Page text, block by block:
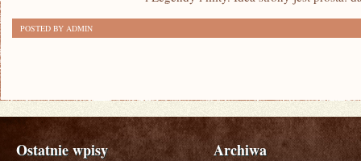
POSTED BY ADMIN
Ostatnie wpisy Archiwa